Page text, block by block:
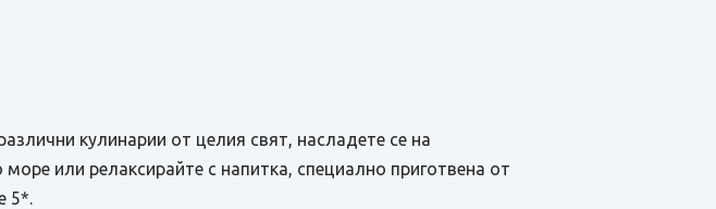
кулинарии от целия свят, насладете се на
или релаксирайте с напитка, специално приготвена от
5*.